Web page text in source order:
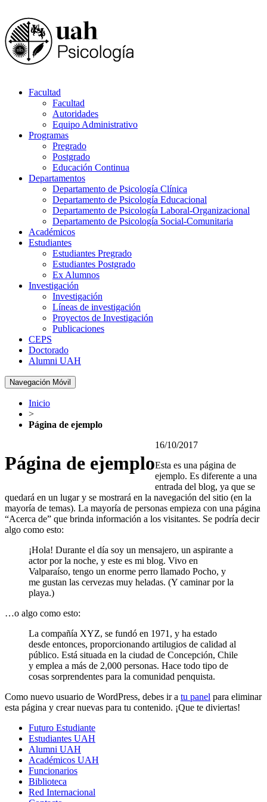
Facultad
Facultad
Autoridades
Equipo Administrativo
Programas
Pregrado
Postgrado
Educación Continua
Departamentos
Departamento de Psicología Clínica
Departamento de Psicología Educacional
Departamento de Psicología Laboral-Organizacional
Departamento de Psicología Social-Comunitaria
Académicos
Estudiantes
Estudiantes Pregrado
Estudiantes Postgrado
Ex Alumnos
Investigación
Investigación
Líneas de investigación
Proyectos de Investigación
Publicaciones
CEPS
Doctorado
Alumni UAH
Navegación Móvil
Inicio
>
Página de ejemplo
Página de ejemplo
16/10/2017
Esta es una página de
ejemplo. Es diferente a una
entrada del blog, ya que se
quedará en un lugar y se mostrará en la navegación del sitio (en la
mayoría de temas). La mayoría de personas empieza con una página
“Acerca de” que brinda información a los visitantes. Se podría decir
algo como esto:
¡Hola! Durante el día soy un mensajero, un aspirante a
actor por la noche, y este es mi blog. Vivo en
Valparaíso, tengo un enorme perro llamado Pocho, y
me gustan las cervezas muy heladas. (Y caminar por la
playa.)
…o algo como esto:
La compañía XYZ, se fundó en 1971, y ha estado
desde entonces, proporcionando artilugios de calidad al
público. Está situada en la ciudad de Concepción, Chile
y emplea a más de 2,000 personas. Hace todo tipo de
cosas sorprendentes para la comunidad penquista.
Como nuevo usuario de WordPress, debes ir a tu panel para eliminar
esta página y crear nuevas para tu contenido. ¡Que te diviertas!
Futuro Estudiante
Estudiantes UAH
Alumni UAH
Académicos UAH
Funcionarios
Biblioteca
Red Internacional